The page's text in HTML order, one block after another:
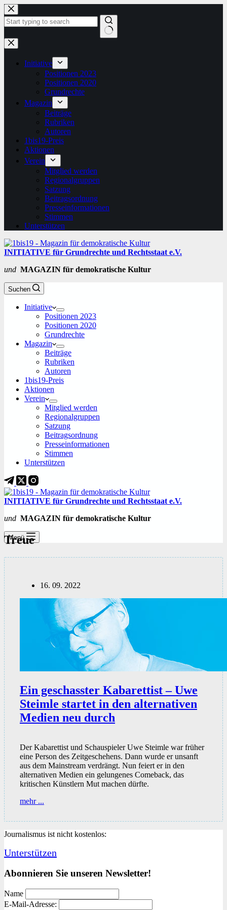
Zum
Inhalt
springen
Keine
Ergebnisse
Initiative
Positionen 2023
Positionen 2020
Grundrechte
Magazin
Beiträge
Rubriken
Autoren
1bis19-Preis
Aktionen
Verein
Mitglied werden
Regionalgruppen
Satzung
Beitragsordnung
Presseinformationen
Stimmen
Unterstützen
INITIATIVE für Grundrechte und Rechtsstaat e.V.
und MAGAZIN für demokratische Kultur
Suchen
Initiative
Positionen 2023
Positionen 2020
Grundrechte
Magazin
Beiträge
Rubriken
Autoren
1bis19-Preis
Aktionen
Verein
Mitglied werden
Regionalgruppen
Satzung
Beitragsordnung
Presseinformationen
Stimmen
Unterstützen
INITIATIVE für Grundrechte und Rechtsstaat e.V.
und MAGAZIN für demokratische Kultur
Menü
Treue
16. 09. 2022
Ein geschasster Kabarettist – Uwe
Steimle startet in den alternativen
Medien neu durch
Der Kabarettist und Schauspieler Uwe Steimle war früher
eine Person des Zeitgeschehens. Dann wurde er unsanft
aus dem Mainstream verdrängt. Nun feiert er in den
alternativen Medien ein gelungenes Comeback, das
kritischen Künstlern Mut machen dürfte.
mehr ...
Uwe
startet
den
Medien
neu
Journalismus ist nicht kostenlos:
Unterstützen
Abonnieren Sie unseren Newsletter!
Name
E-Mail-Adresse: